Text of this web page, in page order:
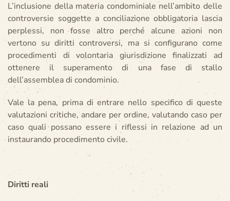
L’inclusione della materia condominiale nell’ambito delle
controversie soggette a conciliazione obbligatoria lascia
perplessi, non fosse altro perché alcune azioni non
vertono su diritti controversi, ma si configurano come
procedimenti di volontaria giurisdizione finalizzati ad
ottenere il superamento di una fase di stallo
dell’assemblea di condominio.
Vale la pena, prima di entrare nello specifico di queste
valutazioni critiche, andare per ordine, valutando caso per
caso quali possano essere i riflessi in relazione ad un
instaurando procedimento civile.
Diritti reali